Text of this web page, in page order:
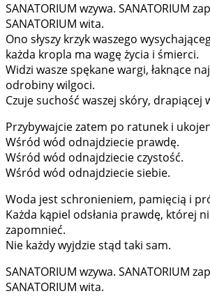
SANATORIUM wzywa. SANATORIUM
SANATORIUM wita.
Ono słyszy krzyk waszego
każda kropla ma wagę życia i śmierci.
Widzi wasze spękane wargi, łaknące
odrobiny wilgoci.
Czuje suchość waszej skóry, drapiącej
Przybywajcie zatem po ratunek i
Wśród wód odnajdziecie prawdę.
Wśród wód odnajdziecie czystość.
Wśród wód odnajdziecie siebie.
Woda jest schronieniem, pamięcią i
Każda kąpiel odsłania prawdę, której
zapomnieć.
Nie każdy wyjdzie stąd taki sam.
SANATORIUM wzywa. SANATORIUM
SANATORIUM wita.